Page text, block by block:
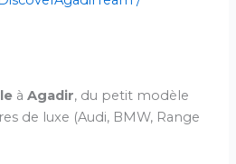
àAgadir, du petit modèle
de luxe (Audi, BMW, Range